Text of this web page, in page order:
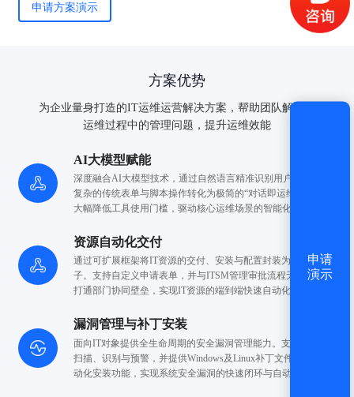
申请方案演示
方案优势
为企业量身打造的IT运维运营解决方案，帮助团队解决IT
运维过程中的管理问题，提升运维效能
AI大模型赋能
深度融合AI大模型技术，通过自然语言精准识别用户意图。
复杂的传统表单与脚本操作转化为极简的“对话即运维”模式，
大幅降低工具使用门槛，驱动核心运维场景的智能化跃升。
资源自动化交付
通过可扩展框架将IT资源的交付、安装与配置封装为自动化原
子。支持自定义申请表单，并与ITSM管理审批流程无缝集成，
打通部门协同壁垒，实现IT资源的端到端快速自动化交付。
漏洞管理与补丁安装
面向IT对象提供全生命周期的安全漏洞管理能力。支持自动化
扫描、识别与预警，并提供Windows及Linux补丁文件的
动化安装功能，实现系统安全漏洞的快速闭环与自动化修复。
获取验证码
登录
还没有账号？立即注册
申请
演示